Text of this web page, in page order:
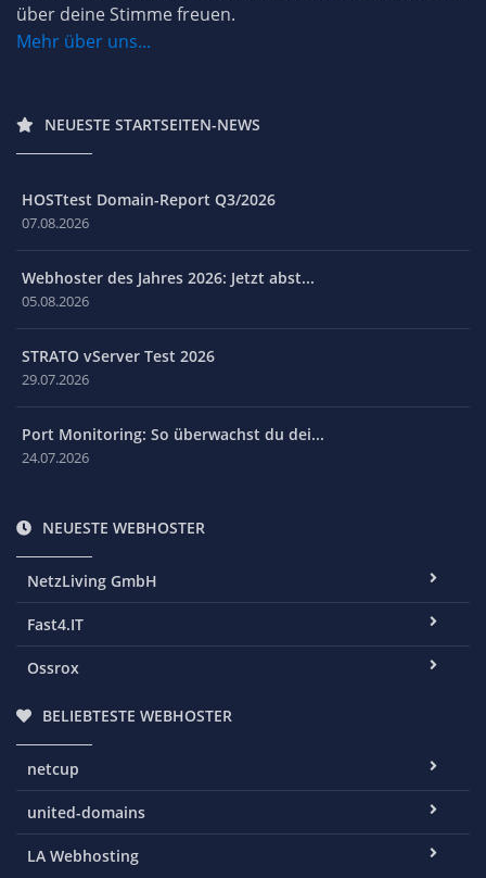
über deine Stimme freuen.
Mehr über uns...
NEUESTE STARTSEITEN-NEWS
HOSTtest Domain-Report Q3/2026
07.08.2026
Webhoster des Jahres 2026: Jetzt abst...
05.08.2026
STRATO vServer Test 2026
29.07.2026
Port Monitoring: So überwachst du dei...
24.07.2026
NEUESTE WEBHOSTER
NetzLiving GmbH
Fast4.IT
Ossrox
BELIEBTESTE WEBHOSTER
netcup
united-domains
LA Webhosting